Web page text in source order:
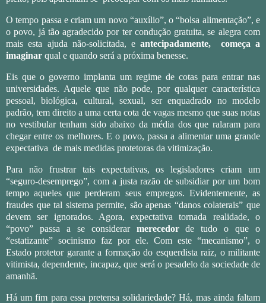
O tempo passa e criam um novo “auxílio”, o “bolsa alimentação”, e
o povo, já tão agradecido por ter condução gratuita, se alegra com
mais esta ajuda não-solicitada, eantecipadamente, começa a
imaginar qual e quando será a próxima benesse.
Eis que o governo implanta um regime de cotas para entrar nas
universidades. Aquele que não pode, por qualquer característica
pessoal, biológica, cultural, sexual, ser enquadrado no modelo
padrão, tem direito a uma certa cota de vagas mesmo que suas notas
no vestibular tenham sido abaixo da média dos que ralaram para
chegar entre os melhores. E o povo, passa a alimentar uma grande
expectativa de mais medidas protetoras da vitimização.
Para não frustrar tais expectativas, os legisladores criam um
“seguro-desemprego”, com a justa razão de subsidiar por um bom
tempo aqueles que perderam seus empregos. Evidentemente, as
fraudes que tal sistema permite, são apenas “danos colaterais” que
devem ser ignorados. Agora, expectativa tornada realidade, o
“povo” passa a se considerar merecedorde tudo o que o
“estatizante” socinismo faz por ele. Com este “mecanismo”, o
Estado protetor garante a formação do esquerdista raiz, o militante
vitimista, dependente, incapaz, que será o pesadelo da sociedade de
amanhã.
Há um fim para essa pretensa solidariedade? Há, mas ainda faltam